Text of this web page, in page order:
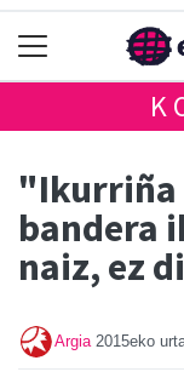
"Ikurriña
bandera
naiz, ez
Argia 2015eko